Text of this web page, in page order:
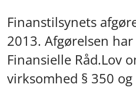
Finanstilsynets
2013. Afgørelsen
Finansielle Råd.Lov
virksomhed § 350 og